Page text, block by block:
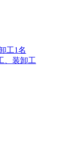
工1名
、装卸工